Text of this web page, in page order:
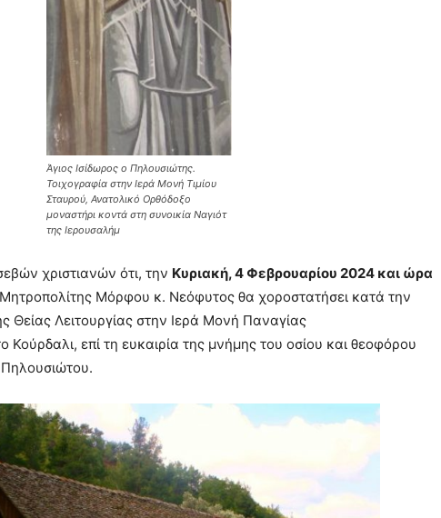
Άγιος Ισίδωρος ο Πηλουσιώτης.
Τοιχογραφία στην Ιερά Μονή Τιμίου
Σταυρού, Ανατολικό Ορθόδοξο
μοναστήρι κοντά στη συνοικία Ναγιότ
της Ιερουσαλήμ
χριστιανών ότι, την Κυριακή, 4 Φεβρουαρίου 2024 και ώρα
Μόρφου κ. Νεόφυτος θα χοροστατήσει κατά την
Θείας Λειτουργίας στην Ιερά Μονή Παναγίας
Κούρδαλι, επί τη ευκαιρία της μνήμης του οσίου και θεοφόρου